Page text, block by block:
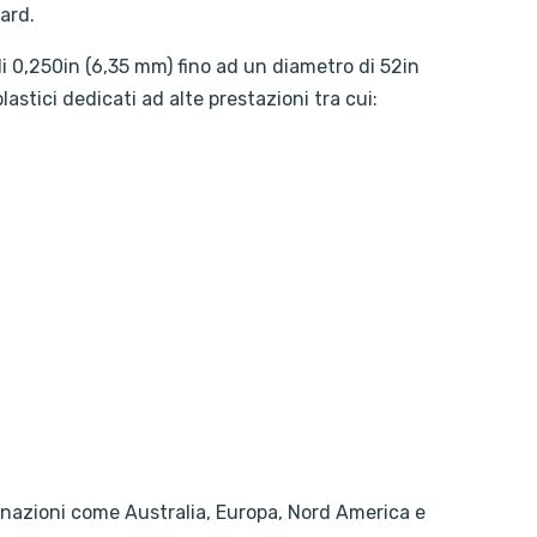
(6,35 mm) fino ad un diametro di 52in
dedicati ad alte prestazioni tra cui:
come Australia, Europa, Nord America e